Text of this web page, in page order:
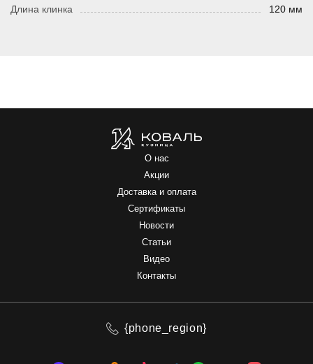
Длина клинка 120 мм
О нас
Акции
Доставка и оплата
Сертификаты
Новости
Статьи
Видео
Контакты
{phone_region}